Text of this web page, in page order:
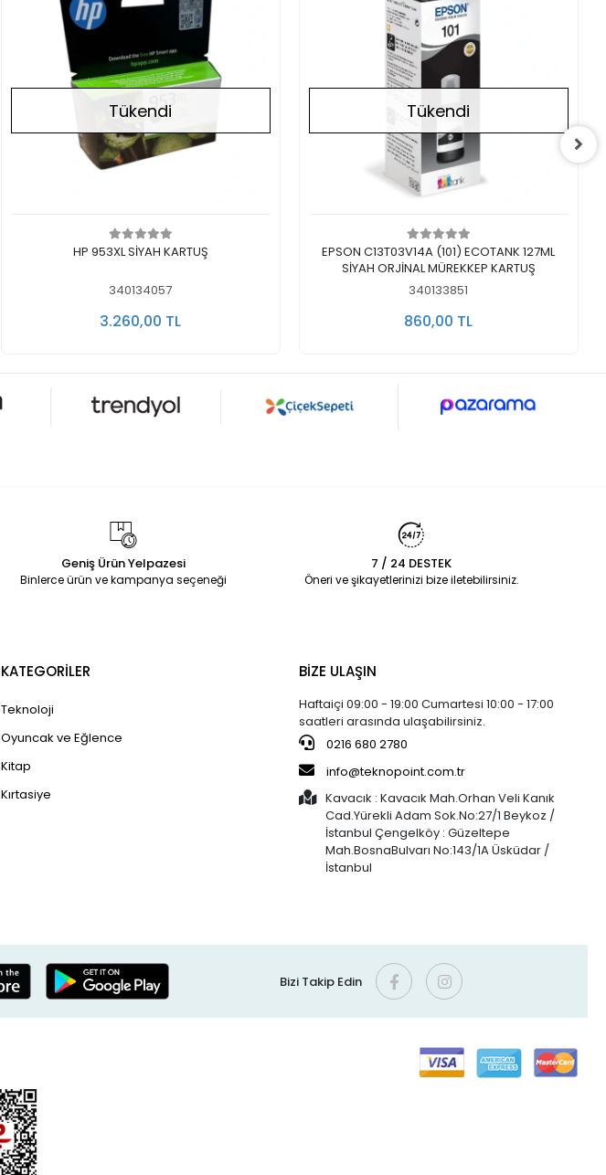
Stokta Yok
Tükendi
HP 953XL SİYAH KARTUŞ
340134057
3.260,00 TL
Stokta Yok
Tükendi
EPSON C13T03V14A (101) ECOTANK 127ML
SİYAH ORJİNAL MÜREKKEP KARTUŞ
340133851
860,00 TL
Geniş Ürün Yelpazesi
Binlerce ürün ve kampanya seçeneği
7 / 24 DESTEK
Öneri ve şikayetlerinizi bize iletebilirsiniz.
KATEGORİLER
Teknoloji
Oyuncak ve Eğlence
Kitap
Kırtasiye
BİZE ULAŞIN
Haftaiçi 09:00 - 19:00 Cumartesi 10:00 - 17:00
saatleri arasında ulaşabilirsiniz.
0216 680 2780
info@teknopoint.com.tr
Kavacık : Kavacık Mah.Orhan Veli Kanık
Cad.Yürekli Adam Sok.No:27/1 Beykoz /
İstanbul Çengelköy : Güzeltepe
Mah.BosnaBulvarı No:143/1A Üsküdar /
İstanbul
Bizi Takip Edin